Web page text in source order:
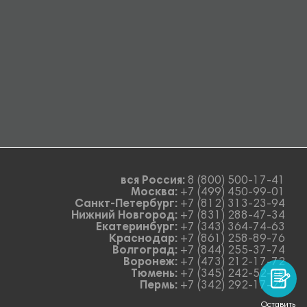
вся Россия: 8 (800) 500-17-41
Москва: +7 (499) 450-99-01
Санкт-Петербург: +7 (812) 313-23-94
Нижний Новгород: +7 (831) 288-47-34
Екатеринбург: +7 (343) 364-74-63
Краснодар: +7 (861) 258-89-76
Волгоград: +7 (844) 255-37-74
Воронеж: +7 (473) 212-17-72
Тюмень: +7 (345) 242-52-78
Пермь: +7 (342) 292-17-27
Оставить